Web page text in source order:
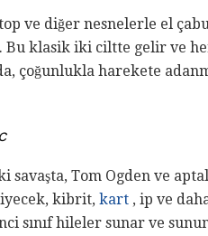
ve diğer nesnelerle el
klasik iki ciltte gelir ve
çoğunlukla harekete
Tom Ogden ve
kibrit, kart , ip ve
sınıf hileler sunar ve